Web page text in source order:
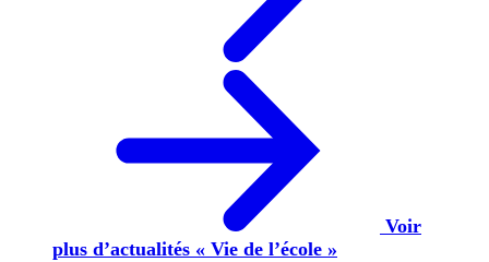
Voir
plus d’actualités « Vie de l’école »